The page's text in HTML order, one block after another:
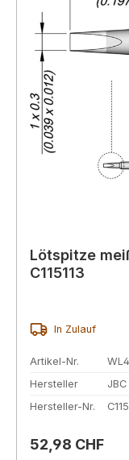
Lötspitze
C115113
In Zulauf
Artikel-Nr.
Hersteller
JBC
Hersteller-Nr.
Regulärer Preis:
52,98 CHF